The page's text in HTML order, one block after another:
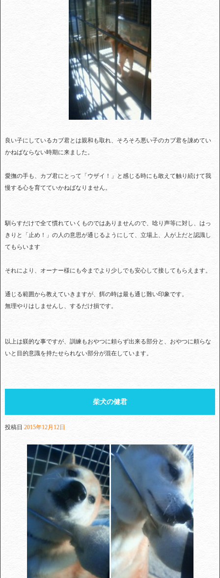
良い子にしているカブ君とは親和も取れ、そろそろ悪い子のカブ君を諌めてい
かねばならない時期に来ました。
愛撫の手も、カブ君にとって「ウザイ！」と感じる時にも敢えて触り続けて我
慢する心を育てていかねばなりません。
馴らすだけで全て慣れていくものではありませんので、唸り声等に対し、はっ
きりと「止め！」の人の意思が通じるようにして、立場上、人が上だと認識し
てもらいます
それにより、オーナー様にも今までより少しでも安心して接してもらえます。
通じる範囲から教えていきますが、餌の時は最も通じ難い印象です。
無理やりはしませんし、するだけ損です。
以上は躾的な事ですが、訓練もおやつに頼らず出来る部分と、おやつに頼らな
いと目的意識を持たせられない部分が混在しています。
柴犬の健君
投稿日 2015年12月12日